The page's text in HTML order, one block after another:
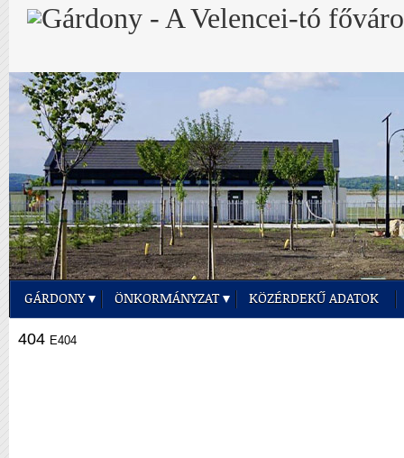
GÁRDONY ÖNKORMÁNYZAT KÖZÉRDEKŰ ADATOK
404 E404